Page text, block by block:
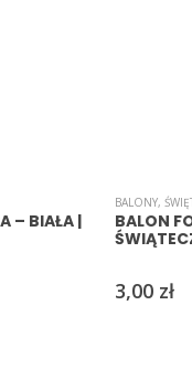
– BIAŁA |
BALONY,
BALON
3,00 zł